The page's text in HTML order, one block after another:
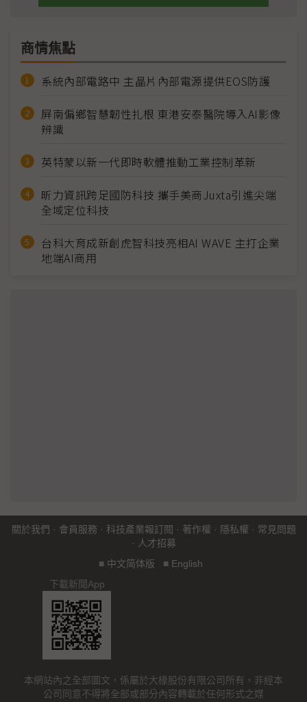
商情焦點
系統內部電路中 主晶片內部電源提供EOS防護
屏南偏鄉智慧韌性扎根 東港安泰醫院導入AI影像
辨識
英特蒙以新一代即時軟體推動工業控制革新
昕力資訊跨足國防科技 攜手美商Juxta引進尖端
全域定位科技
台科大育成新創虎智科技亮相AI WAVE 主打企業
地端AI商用
關於我們 · 會員服務 · 科技產業報訂閱 · 著作權 · 隱私權 · 常見問題
· 人才招募
■ 中文简体版 ■ English
下載新聞App
本網站內之全部圖文，係屬於大椽股份有限公司所有，非經本
公司同意不得將全部或部分內容轉載於任何形式之媒